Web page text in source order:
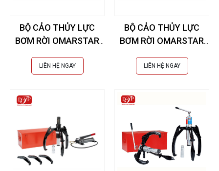
BỘ CẢO THỦY LỰC
BƠM RỜI OMARSTAR
LIÊN HỆ NGAY
BỘ CẢO THỦY LỰC
BƠM RỜI OMARSTAR
LIÊN HỆ NGAY